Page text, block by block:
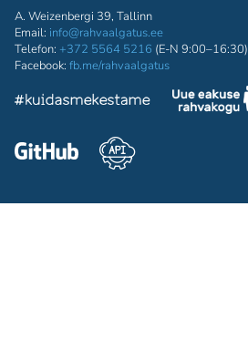
A. Weizenbergi 39, Tallinn
Email: info@rahvaalgatus.ee
Telefon: +372 5564 5216 (E-N 9:00–16:30)
Facebook: fb.me/rahvaalgatus